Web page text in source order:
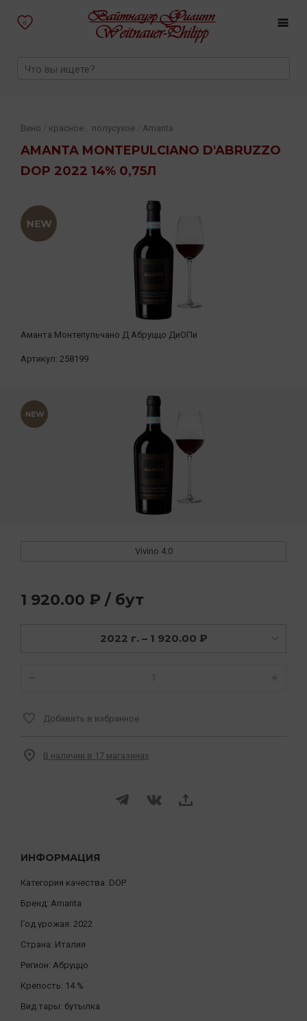
0
AMANTA MONTEPULCIANO D'ABRUZZO
DOP 2022 14% 0,75Л
Вино красное полусухое Amanta
Аманта Монтепульчано Д Абруццо ДиОПи
Артикул: 258199
Vivino 4.0
ИНФОРМАЦИЯ
Категория качества: DOP
Бренд: Amanta
Год урожая: 2022
Страна: Италия
Регион: Абруццо
Крепость: 14 %
Вид тары: бутылка
1 920.00 ₽ / бут
2022 г. – 1 920.00 ₽
Добавить в избранное
В наличии в 17 магазинах